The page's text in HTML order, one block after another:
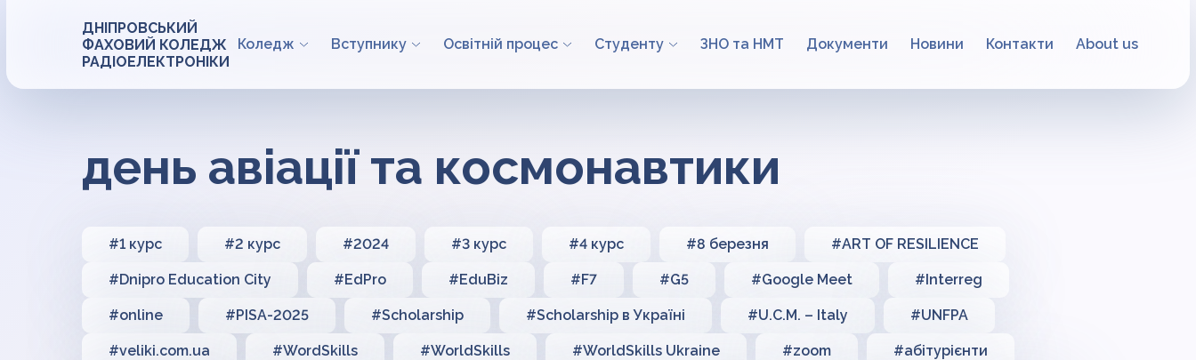
ДНІПРОВСЬКИЙ
ФАХОВИЙ КОЛЕДЖ
РАДІОЕЛЕКТРОНІКИ
Коледж Вступнику Освітній процес Студенту ЗНО та НМТ Документи Новини Контакти About us
день авіації та космонавтики
#1 курс #2 курс #2024 #3 курс #4 курс #8 березня #ART OF RESILIENCE
#Dnipro Education City #EdPro #EduBiz #F7 #G5 #Google Meet #Interreg
#online #PISA-2025 #Scholarship #Scholarship в Україні #U.C.M. – Italy #UNFPA
#veliki.com.ua #WordSkills #WorldSkills #WorldSkills Ukraine #zoom #абітурієнти